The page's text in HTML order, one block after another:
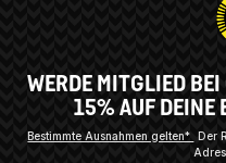
WERDE MITGLIED
15% AUF DEINE
Bestimmte Ausnahmen gelten* Der